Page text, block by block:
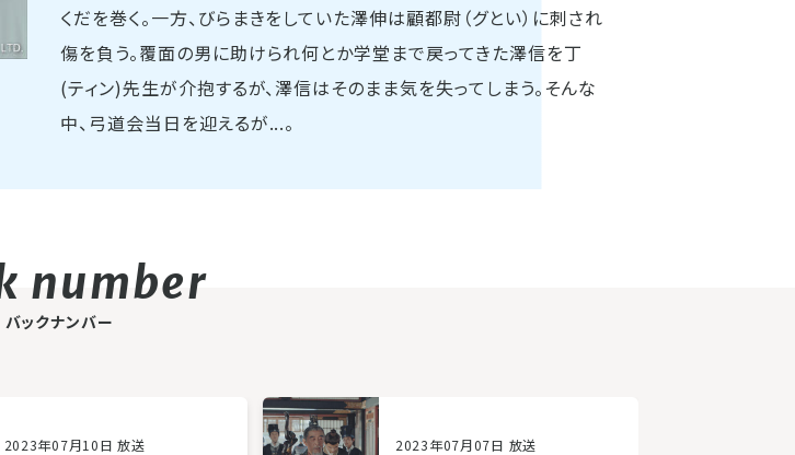
くだを巻く。一方、びらまきをしていた澤伸は顧都尉（グとい）に刺され
傷を負う。覆面の男に助けられ何とか学堂まで戻ってきた澤信を丁
(ティン)先生が介抱するが、澤信はそのまま気を失ってしまう。そんな
中、弓道会当日を迎えるが...。
バックナンバー
2023年07月10日 放送 2023年07月07日 放送